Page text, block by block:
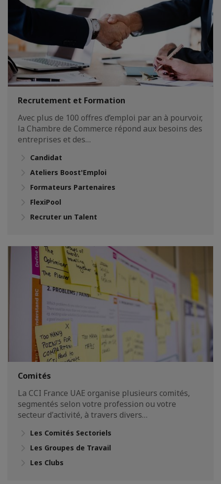
Recrutement et Formation
Avec plus de 100 offres d’emploi par an à pourvoir,
la Chambre de Commerce répond aux besoins des
entreprises et des…
Candidat
Ateliers Boost'Emploi
Formateurs Partenaires
FlexiPool
Recruter un Talent
Comités
La CCI France UAE organise plusieurs comités,
segmentés selon votre profession ou votre
secteur d'activité, à travers divers…
Les Comités Sectoriels
Les Groupes de Travail
Les Clubs